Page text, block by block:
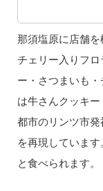
那須塩原に店舗を
チェリー入りフ
ー・さつまいも
は牛さんクッキ
都市のリンツ市
を再現していま
と食べられます。